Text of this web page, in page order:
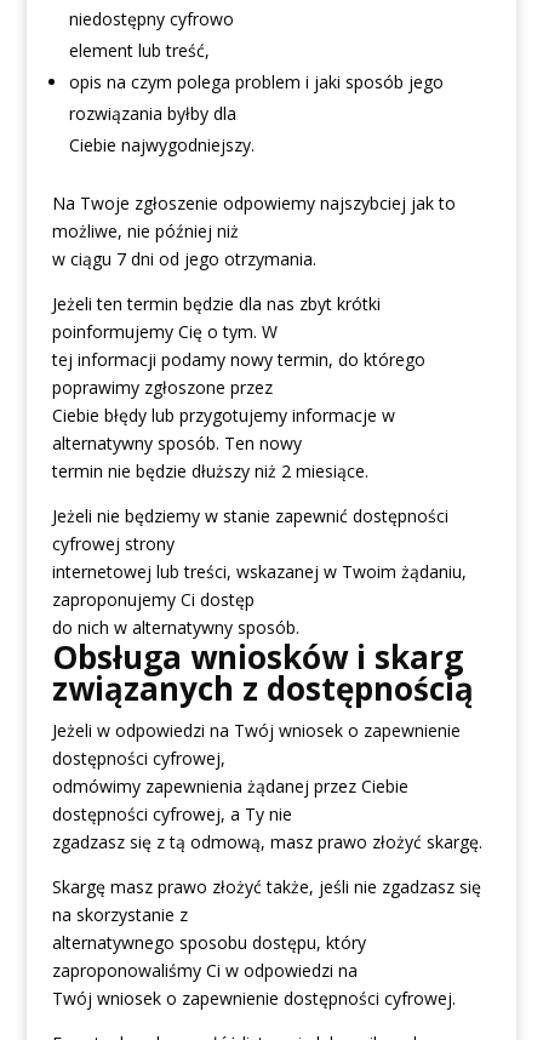
niedostępny cyfrowo
element lub treść,
opis na czym polega problem i jaki sposób jego
rozwiązania byłby dla
Ciebie najwygodniejszy.
Na Twoje zgłoszenie odpowiemy najszybciej jak to
możliwe, nie później niż
w ciągu 7 dni od jego otrzymania.
Jeżeli ten termin będzie dla nas zbyt krótki
poinformujemy Cię o tym. W
tej informacji podamy nowy termin, do którego
poprawimy zgłoszone przez
Ciebie błędy lub przygotujemy informacje w
alternatywny sposób. Ten nowy
termin nie będzie dłuższy niż 2 miesiące.
Jeżeli nie będziemy w stanie zapewnić dostępności
cyfrowej strony
internetowej lub treści, wskazanej w Twoim żądaniu,
zaproponujemy Ci dostęp
do nich w alternatywny sposób.
Obsługa wniosków i skarg
związanych z dostępnością
Jeżeli w odpowiedzi na Twój wniosek o zapewnienie
dostępności cyfrowej,
odmówimy zapewnienia żądanej przez Ciebie
dostępności cyfrowej, a Ty nie
zgadzasz się z tą odmową, masz prawo złożyć skargę.
Skargę masz prawo złożyć także, jeśli nie zgadzasz się
na skorzystanie z
alternatywnego sposobu dostępu, który
zaproponowaliśmy Ci w odpowiedzi na
Twój wniosek o zapewnienie dostępności cyfrowej.